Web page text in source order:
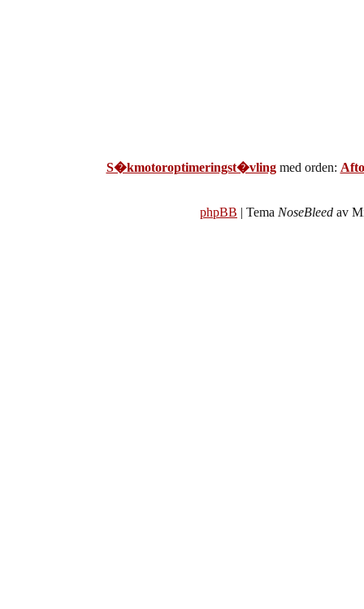
S�kmotoroptimeringst�vlingmed orden:
phpBB | Tema NoseBleed av